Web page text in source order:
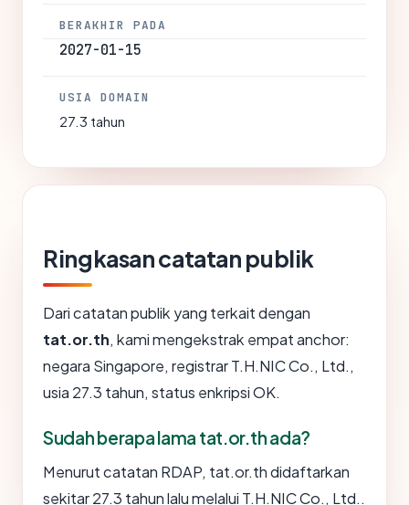
BERAKHIR PADA
2027-01-15
USIA DOMAIN
27.3 tahun
Ringkasan catatan publik
Dari catatan publik yang terkait dengan
tat.or.th, kami mengekstrak empat anchor:
negara Singapore, registrar T.H.NIC Co., Ltd.,
usia 27.3 tahun, status enkripsi OK.
Sudah berapa lama tat.or.th ada?
Menurut catatan RDAP, tat.or.th didaftarkan
sekitar 27.3 tahun lalu melalui T.H.NIC Co., Ltd..